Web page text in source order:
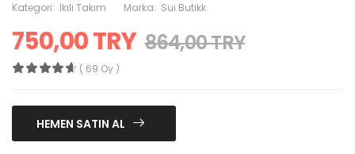
Kategori: İkili Takım Marka: Sui Butikk
750,00 TRY 864,00 TRY
( 69 Oy )
HEMEN SATIN AL